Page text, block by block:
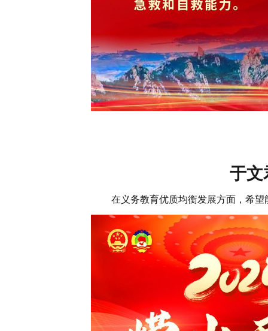
于文
在义务教育优质均衡发展方面，希